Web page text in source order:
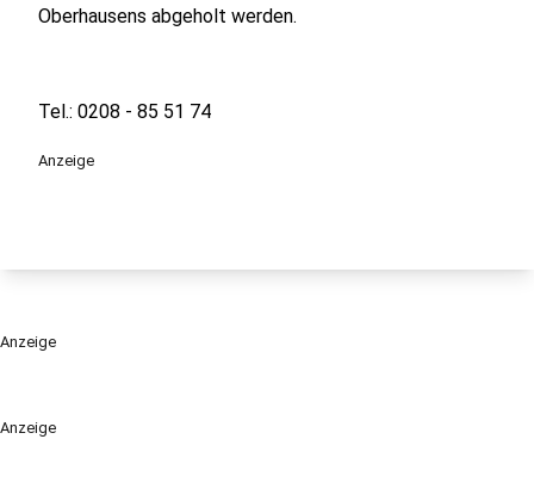
Anzeige
Oberhausens abgeholt werden.
Tel.: 0208 - 85 51 74
Anzeige
Anzeige